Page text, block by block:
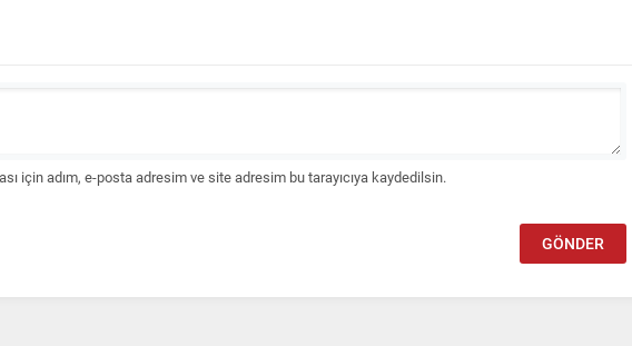
için adım, e-posta adresim ve site adresim bu tarayıcıya kaydedilsin.